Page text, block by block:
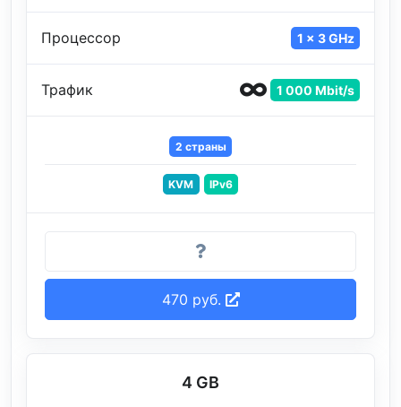
Процессор 1 x 3 GHz
Трафик 1 000 Mbit/s
2 страны
KVM IPv6
470 руб.
4 GB